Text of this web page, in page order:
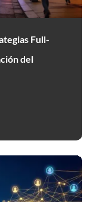
Full-
del